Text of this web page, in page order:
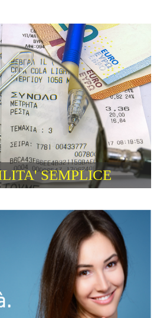
SEMPLICE